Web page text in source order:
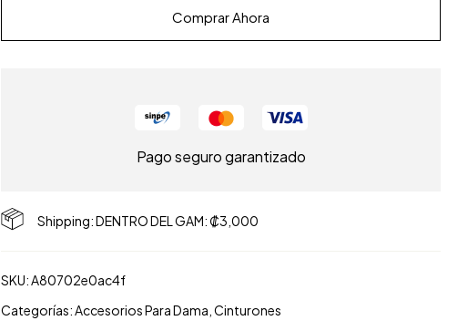
Comprar Ahora
Pago seguro garantizado
Shipping: DENTRO DEL GAM: ₡3,000
SKU:A80702e0ac4f
Categorías:Accesorios Para Dama ,Cinturones